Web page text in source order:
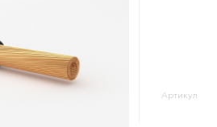
Артикул